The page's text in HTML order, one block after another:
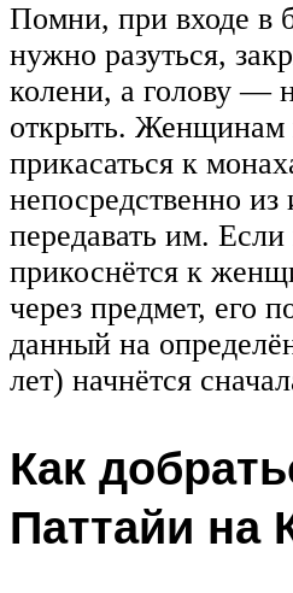
Помни, при входе в
нужно разуться,
колени, а голову —
открыть. Женщинам
прикасаться к
непосредственно
передавать им.
прикоснётся к
через предмет, его
данный на
лет) начнётся
Как
Паттайи на